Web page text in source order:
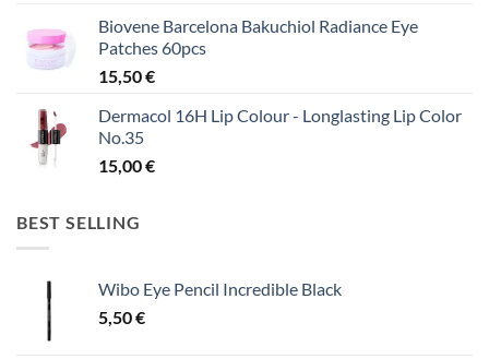
Biovene Barcelona Bakuchiol Radiance Eye
Patches 60pcs
15,50€
Dermacol 16H Lip Colour - Longlasting Lip Color
No.35
15,00€
BEST SELLING
Wibo Eye Pencil Incredible Black
5,50€